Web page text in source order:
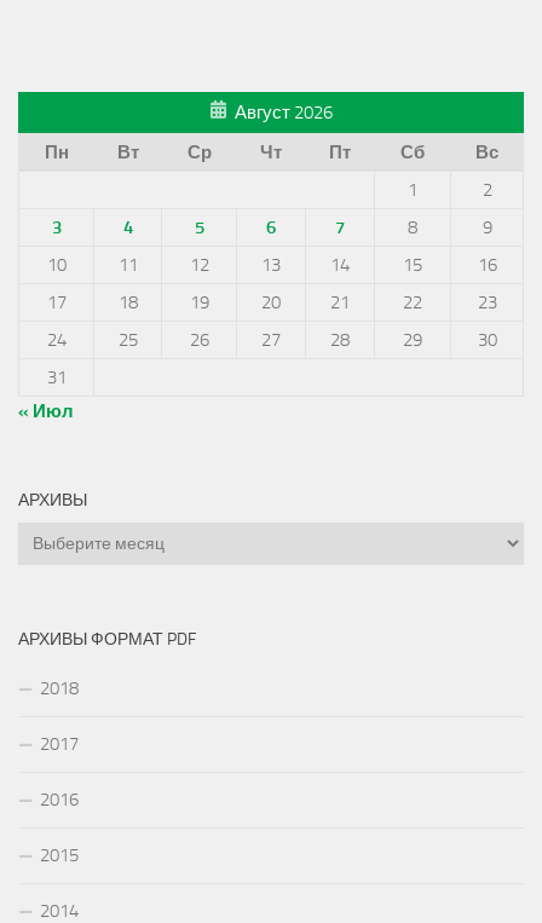
Август 2026
Пн
Вт Ср Чт Пт Сб
Вс
1
2
3
4 5 6 7 8
9
10
11 12 13 14 15
16
17
18 19 20 21 22
23
24
25 26 27 28 29
30
31
« Июл
АРХИВЫ
Архивы
АРХИВЫ ФОРМАТ PDF
2018
2017
2016
2015
2014